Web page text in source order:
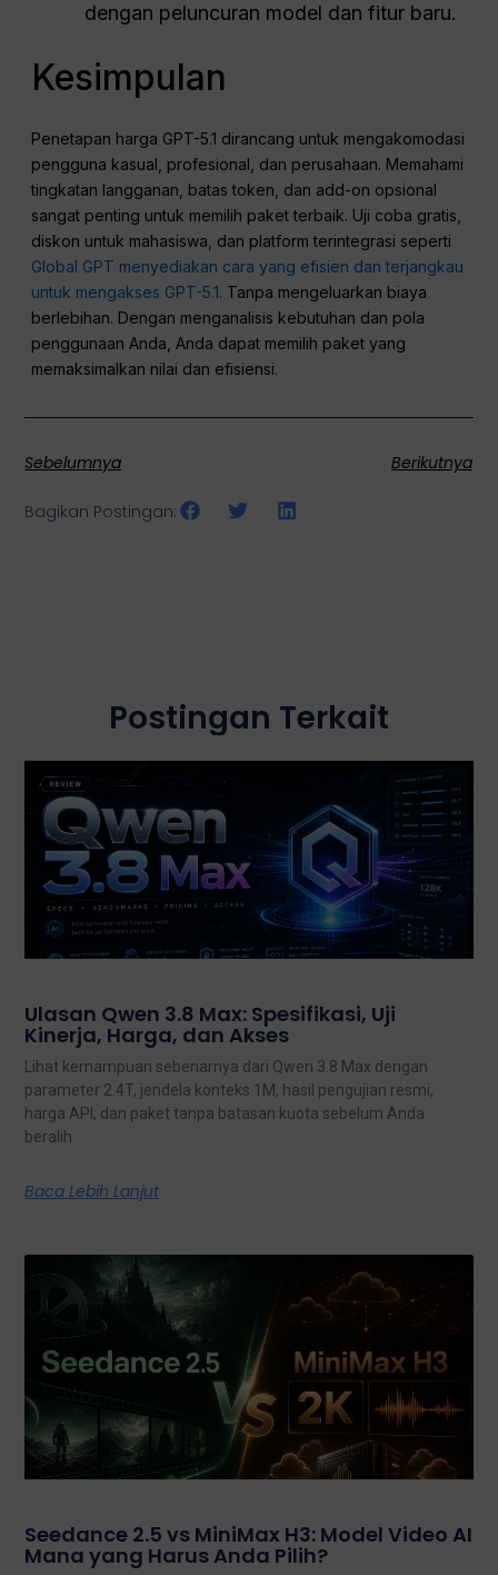
dengan peluncuran model dan fitur baru.
Kesimpulan
Penetapan harga GPT-5.1 dirancang untuk mengakomodasi
pengguna kasual, profesional, dan perusahaan. Memahami
tingkatan langganan, batas token, dan add-on opsional
sangat penting untuk memilih paket terbaik. Uji coba gratis,
diskon untuk mahasiswa, dan platform terintegrasi seperti
Global GPT menyediakan cara yang efisien dan terjangkau
untuk mengakses GPT-5.1. Tanpa mengeluarkan biaya
berlebihan. Dengan menganalisis kebutuhan dan pola
penggunaan Anda, Anda dapat memilih paket yang
memaksimalkan nilai dan efisiensi.
Sebelumnya Berikutnya
Bagikan Postingan:
Postingan Terkait
Ulasan Qwen 3.8 Max: Spesifikasi, Uji
Kinerja, Harga, dan Akses
Lihat kemampuan sebenarnya dari Qwen 3.8 Max dengan
parameter 2.4T, jendela konteks 1M, hasil pengujian resmi,
harga API, dan paket tanpa batasan kuota sebelum Anda
beralih.
Baca Lebih Lanjut
Seedance 2.5 vs MiniMax H3: Model Video AI
Mana yang Harus Anda Pilih?